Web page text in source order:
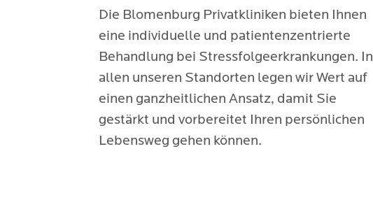
Die Blomenburg Privatkliniken bieten Ihnen
eine individuelle und patientenzentrierte
Behandlung bei Stressfolgeerkrankungen. In
allen unseren Standorten legen wir Wert auf
einen ganzheitlichen Ansatz, damit Sie
gestärkt und vorbereitet Ihren persönlichen
Lebensweg gehen können.